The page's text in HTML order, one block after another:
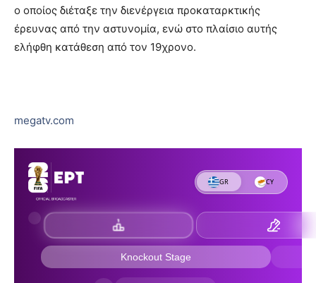
ο οποίος διέταξε την διενέργεια προκαταρκτικής
έρευνας από την αστυνομία, ενώ στο πλαίσιο αυτής
ελήφθη κατάθεση από τον 19χρονο.
megatv.com